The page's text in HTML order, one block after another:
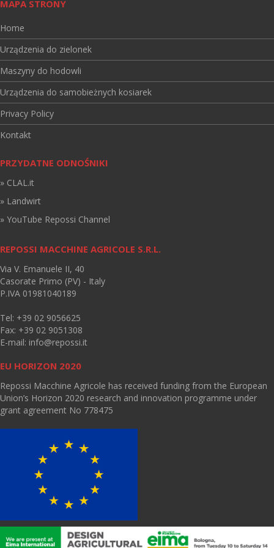
MAPA STRONY
Home
Urządzenia do zielonek
Maszyny do hodowli
Urządzenia do samobieżnych kosiarek
Privacy Policy
Kontakt
PRZYDATNE ODNOŚNIKI
» CLAL.it
» Landwirt
» YouTube Repossi Channel
REPOSSI MACCHINE AGRICOLE S.R.L.
Via V. Emanuele II, 40
Casorate Primo (PV) - Italy
P.IVA 01981040189
Tel: +39 02 9056625
Fax: +39 02 9051308
E-mail: info@repossi.it
EU HORIZON 2020
Repossi Macchine Agricole has received funding from the European
Union’s Horizon 2020 research and innovation programme under
grant agreement No 778475